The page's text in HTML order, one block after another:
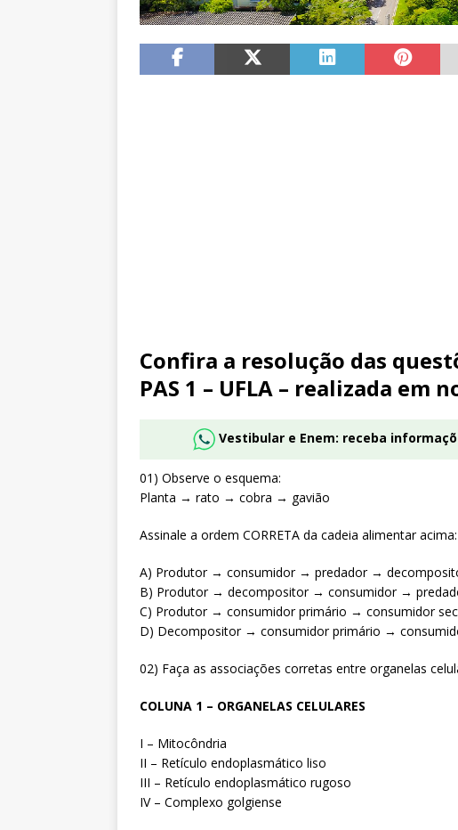
Confira a resolução das
PAS 1 – UFLA – realizada em
Vestibular e Enem: receba
01) Observe o esquema:
Planta → rato → cobra → gavião
Assinale a ordem CORRETA da cadeia alimentar acima:
A) Produtor → consumidor → predador →
B) Produtor → decompositor → consumidor →
C) Produtor → consumidor primário → consumidor
D) Decompositor → consumidor primário →
02) Faça as associações corretas entre organelas
COLUNA 1 – ORGANELAS CELULARES
I – Mitocôndria
II – Retículo endoplasmático liso
III – Retículo endoplasmático rugoso
IV – Complexo golgiense